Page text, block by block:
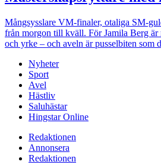
Mångsysslare VM-finaler, otaliga SM-
från morgon till kväll. För Jamila Berg är
och yrke – och aveln är pusselbiten som
Nyheter
Sport
Avel
Hästliv
Saluhästar
Hingstar Online
Redaktionen
Annonsera
Redaktionen